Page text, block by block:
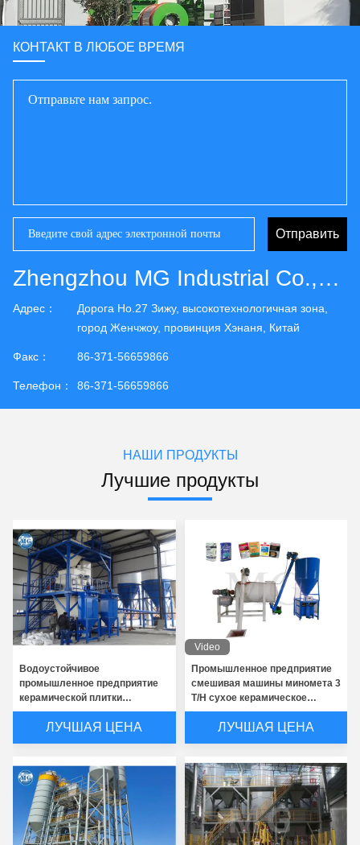
КОНТАКТ В ЛЮБОЕ ВРЕМЯ
Отправить
Zhengzhou MG Industrial Co.,Ltd
Адрес：
Дорога Но.27 Зижу, высокотехнологичная зона,
город Женчжоу, провинция Хэнаня, Китай
Факс： 86-371-56659866
Телефон： 86-371-56659866
НАШИ ПРОДУКТЫ
Лучшие продукты
Водоустойчивое
промышленное предприятие
керамической плитки
слипчивое для строительной
площадкиЛУЧШАЯ ЦЕНА
Video
Промышленное предприятие
смешивая машины миномета 3
T/H сухое керамическое
кафельное слипчивое
ЛУЧШАЯ ЦЕНА